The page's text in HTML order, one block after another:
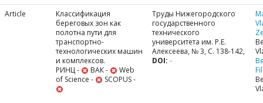
Article
Классификация
береговых зон как
полотна пути для
транспортно-
технологических машин
и комплексов.
РИНЦ -
ВАК -
Web
of Science -
SCOPUS -
Труды Нижегородского
государственного
технического
университета им. Р.Е.
Алексеева, № 3, С. 138-142,
DOI: -